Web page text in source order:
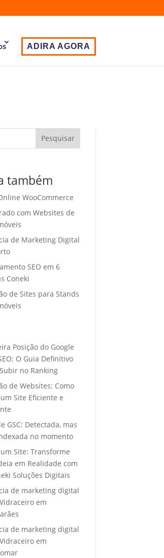
ADIRA AGORA
Pesquisar
também
WooCommerce
com Websites de
de Marketing Digital
SEO em 6
Coneki
de Sites para Stands
Posição do Google
O Guia Definitivo
no Ranking
de Websites: Como
Site Eficiente e
GSC: Detectada, mas
no momento
Site: Transforme
em Realidade com
Soluções Digitais
de marketing digital
em
de marketing digital
em